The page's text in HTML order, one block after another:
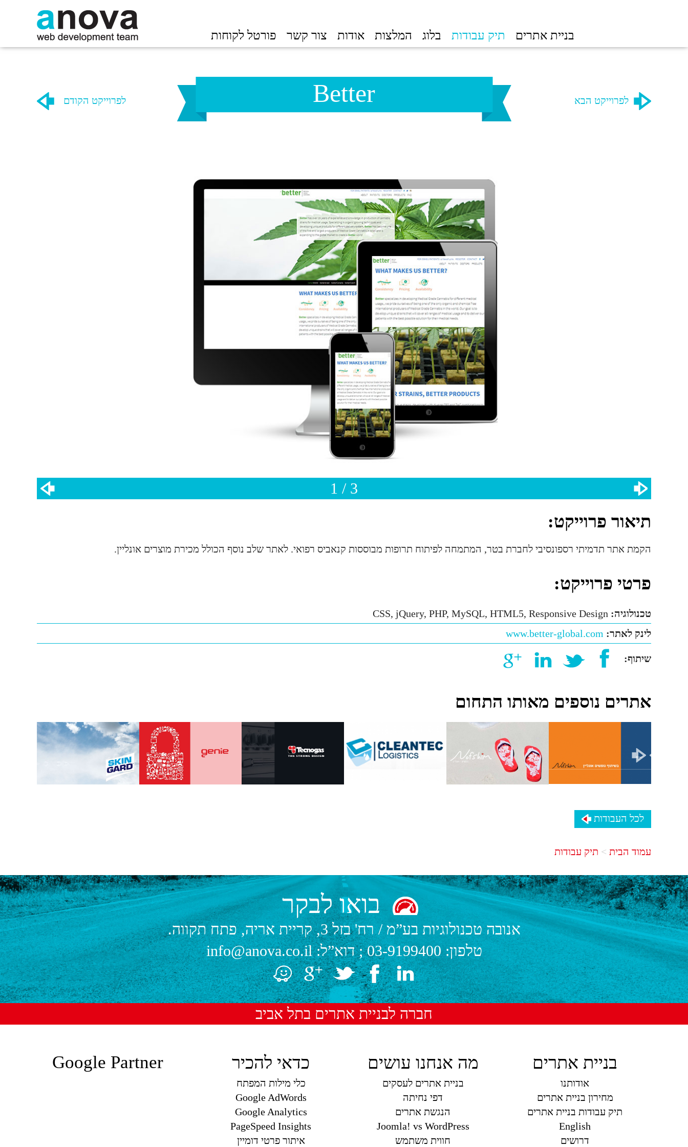
בניית אתרים תיק עבודות בלוג המלצות אודות צור קשר פורטל לקוחות
לפרוייקט הקודם לפרוייקט הבא Better
1 / 3
תיאור פרוייקט:
הקמת אתר תדמיתי רספונסיבי לחברת בטר, המתמחה לפיתוח תרופות מבוססות קנאביס רפואי. לאתר שלב נוסף הכולל מכירת מוצרים אונליין.
פרטי פרוייקט:
טכנולוגיה: CSS, jQuery, PHP, MySQL, HTML5, Responsive Design
לינק לאתר: www.better-global.com
שיתוף:
אתרים נוספים מאותו התחום
לכל העבודות
עמוד הבית תיק עבודות
בואו לבקר
אנובה טכנולוגיות בע”מ /רח' בזל 3, קריית אריה, פתח תקווה.
טלפון:03-9199400; דוא”ל:info@anova.co.il
חברה לבניית אתרים בתל אביב
בניית אתרים
אודותנו
מחירון בניית אתרים
תיק עבודות בניית אתרים
English
דרושים
מה אנחנו עושים
בניית אתרים לעסקים
דפי נחיתה
הנגשת אתרים
Joomla! vs WordPress
חווית משתמש
כדאי להכיר
כלי מילות המפתח
Google AdWords
Google Analytics
PageSpeed Insights
איתור פרטי דומיין
Google Partner